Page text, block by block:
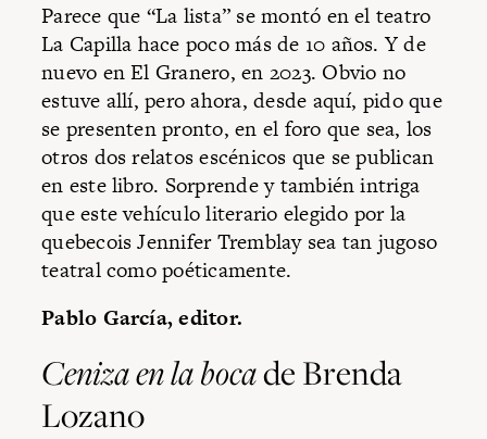
Parece que “La lista” se montó en el teatro
La Capilla hace poco más de 10 años. Y de
nuevo en El Granero, en 2023. Obvio no
estuve allí, pero ahora, desde aquí, pido que
se presenten pronto, en el foro que sea, los
otros dos relatos escénicos que se publican
en este libro. Sorprende y también intriga
que este vehículo literario elegido por la
quebecois Jennifer Tremblay sea tan jugoso
teatral como poéticamente.
Pablo García, editor.
Ceniza en la bocade Brenda
Lozano